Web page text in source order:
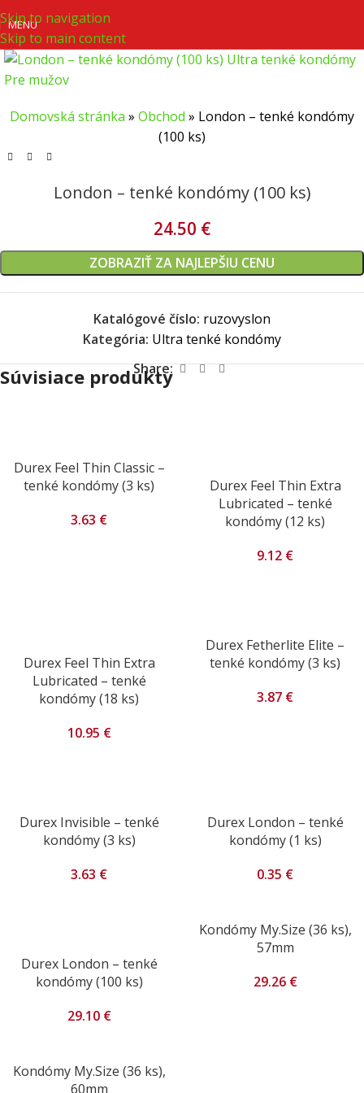
Skip to navigation
Skip to main content
MENU
Domovská stránka » Obchod » London – tenké kondómy
(100 ks)
London – tenké kondómy (100 ks)
24.50 €
ZOBRAZIŤ ZA NAJLEPŠIU CENU
Katalógové číslo: ruzovyslon
Kategória: Ultra tenké kondómy
Share:
Súvisiace produkty
Durex Feel Thin Classic –
tenké kondómy (3 ks)
3.63 €
Durex Feel Thin Extra
Lubricated – tenké
kondómy (12 ks)
9.12 €
Durex Feel Thin Extra
Lubricated – tenké
kondómy (18 ks)
10.95 €
Durex Fetherlite Elite –
tenké kondómy (3 ks)
3.87 €
Durex Invisible – tenké
kondómy (3 ks)
3.63 €
Durex London – tenké
kondómy (1 ks)
0.35 €
Durex London – tenké
kondómy (100 ks)
29.10 €
Kondómy My.Size (36 ks),
57mm
29.26 €
Kondómy My.Size (36 ks),
60mm